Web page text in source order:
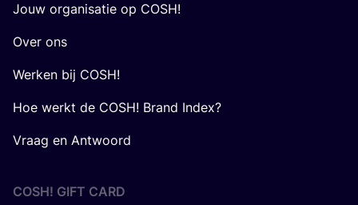
Jouw organisatie op COSH!
Over ons
Werken bij COSH!
Hoe werkt de COSH! Brand Index?
Vraag en Antwoord
COSH! GIFT CARD